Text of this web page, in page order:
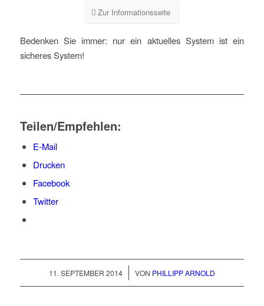
Zur Informationsseite
Bedenken Sie immer: nur ein aktuelles System ist ein
sicheres System!
Teilen/Empfehlen:
E-Mail
Drucken
Facebook
Twitter
11. SEPTEMBER 2014
/ VON PHILLIPP ARNOLD